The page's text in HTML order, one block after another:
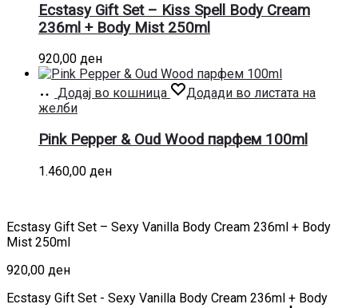
Ecstasy Gift Set – Kiss Spell Body Cream
236ml + Body Mist 250ml
920,00 ден
Додај во кошница
Додади во листата на
желби
Pink Pepper & Oud Wood парфем 100ml
1.460,00 ден
Ecstasy Gift Set – Sexy Vanilla Body Cream 236ml + Body
Mist 250ml
920,00 ден
Ecstasy Gift Set - Sexy Vanilla Body Cream 236ml + Body